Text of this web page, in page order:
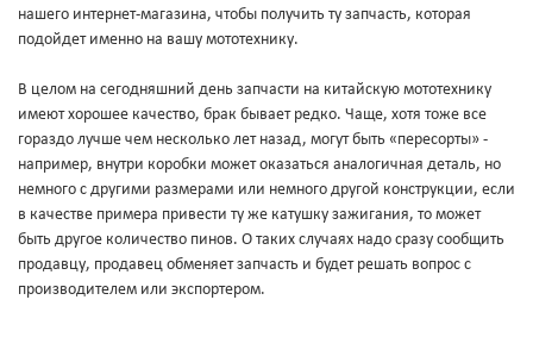
нашего интернет-магазина, чтобы получить ту запчасть, которая
подойдет именно на вашу мототехнику.
В целом на сегодняшний день запчасти на китайскую мототехнику
имеют хорошее качество, брак бывает редко. Чаще, хотя тоже все
гораздо лучше чем несколько лет назад, могут быть «пересорты» -
например, внутри коробки может оказаться аналогичная деталь, но
немного с другими размерами или немного другой конструкции, если
в качестве примера привести ту же катушку зажигания, то может
быть другое количество пинов. О таких случаях надо сразу сообщить
продавцу, продавец обменяет запчасть и будет решать вопрос с
производителем или экспортером.